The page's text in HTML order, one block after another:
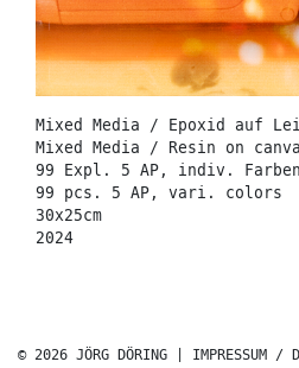
Mixed Media / Epoxid auf
Mixed Media / Resin on
99 Expl. 5 AP, indiv. Farben
99 pcs. 5 AP, vari. colors
30x25cm
2024
© 2026 JÖRG DÖRING | IMPRESSUM /